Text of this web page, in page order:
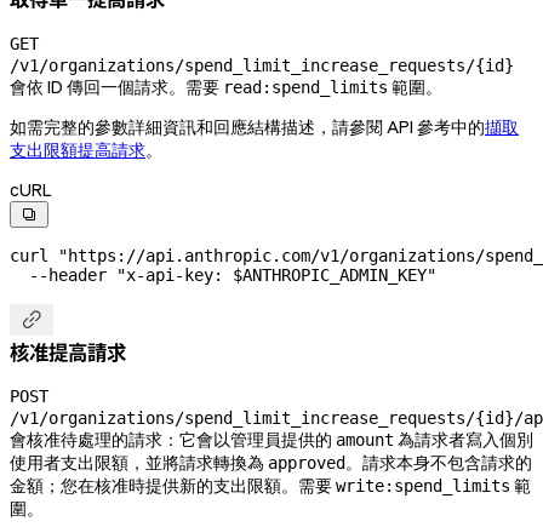
GET
/v1/organizations/spend_limit_increase_requests/{id}
會依 ID 傳回一個請求。需要 read:spend_limits 範圍。
如需完整的參數詳細資訊和回應結構描述，請參閱 API 參考中的擷取
支出限額提高請求。
cURL

curl
"https://api.anthropic.com/v1/organizations/
  --header
"x-api-key: $ANTHROPIC_ADMIN_KEY"

核准提高請求
POST
/v1/organizations/spend_limit_increase_requests/{id}/
會核准待處理的請求：它會以管理員提供的 amount 為請求者寫入個別
使用者支出限額，並將請求轉換為 approved。請求本身不包含請求的
金額；您在核准時提供新的支出限額。需要write:spend_limits 範
圍。